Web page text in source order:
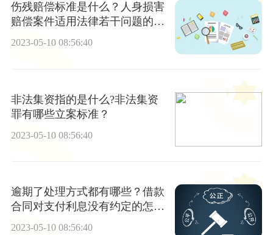
伤残赔偿标准是什么？人身损害
赔偿案件适用法律若干问题的解
释
2023-05-10 08:56:40
非法集资指的是什么?非法集资
罪有哪些立案标准？
2023-05-10 08:56:40
逾期了处理方式都有哪些？借款
合同对支付利息没有约定的怎么
办？
2023-05-10 08:56:40